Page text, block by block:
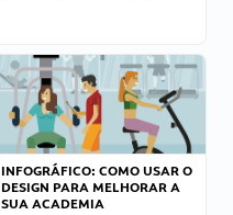
INFOGRÁFICO: COMO USAR O
DESIGN PARA MELHORAR A
SUA ACADEMIA